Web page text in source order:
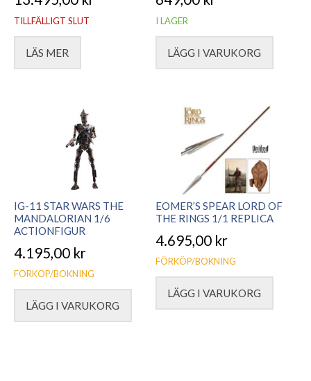
TILLFÄLLIGT SLUT
LÄS MER
I LAGER
LÄGG I VARUKORG
IG-11 STAR WARS THE
MANDALORIAN 1/6
ACTIONFIGUR
4.195,00 kr
FÖRKÖP/BOKNING
LÄGG I VARUKORG
EOMER’S SPEAR LORD OF
THE RINGS 1/1 REPLICA
4.695,00 kr
FÖRKÖP/BOKNING
LÄGG I VARUKORG